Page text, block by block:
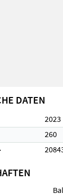
DATEN
2023
260